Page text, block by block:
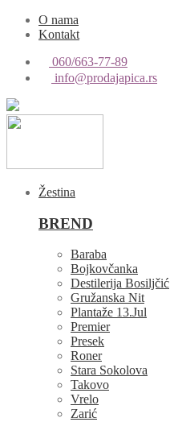
O nama
Kontakt
060/663-77-89
info@prodajapica.rs
Žestina
BREND
Baraba
Bojkovčanka
Destilerija Bosiljčić
Gružanska Nit
Plantaže 13.Jul
Premier
Presek
Roner
Stara Sokolova
Takovo
Vrelo
Zarić